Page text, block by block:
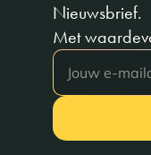
Nieuwsbrief.
Met